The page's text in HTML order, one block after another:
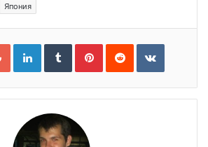
Япония
Google+LinkedInTumblrPinterestReddit VKontakte